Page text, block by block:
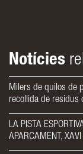
Notícies
Milers de quilos de
recollida de residus
LA PISTA
APARCAMENT,